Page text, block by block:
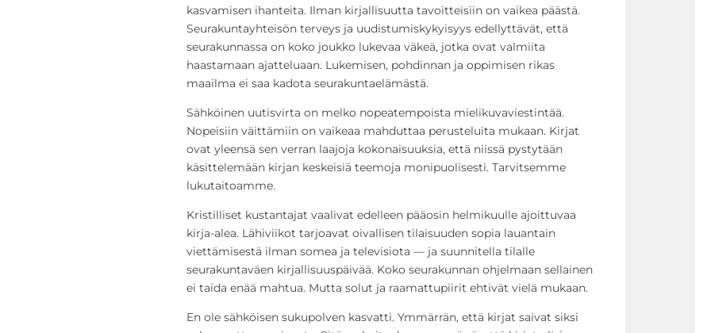
kasvamisen ihanteita. Ilman kirjallisuutta tavoitteisiin on vaikea päästä.
Seurakuntayhteisön terveys ja uudistumiskykyisyys edellyttävät, että
seurakunnassa on koko joukko lukevaa väkeä, jotka ovat valmiita
haastamaan ajatteluaan. Lukemisen, pohdinnan ja oppimisen rikas
maailma ei saa kadota seurakuntaelämästä.
Sähköinen uutisvirta on melko nopeatempoista mielikuvaviestintää.
Nopeisiin väittämiin on vaikeaa mahduttaa perusteluita mukaan. Kirjat
ovat yleensä sen verran laajoja kokonaisuuksia, että niissä pystytään
käsittelemään kirjan keskeisiä teemoja monipuolisesti. Tarvitsemme
lukutaitoamme.
Kristilliset kustantajat vaalivat edelleen pääosin helmikuulle ajoittuvaa
kirja-alea. Lähiviikot tarjoavat oivallisen tilaisuuden sopia lauantain
viettämisestä ilman somea ja televisiota — ja suunnitella tilalle
seurakuntaväen kirjallisuuspäivää. Koko seurakunnan ohjelmaan sellainen
ei taida enää mahtua. Mutta solut ja raamattupiirit ehtivät vielä mukaan.
En ole sähköisen sukupolven kasvatti. Ymmärrän, että kirjat saivat siksi